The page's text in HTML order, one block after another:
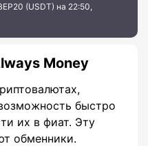
(USDT) на 22:50,
Money
быстро
их в фиат. Эту
обменники.